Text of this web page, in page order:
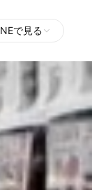
で見る